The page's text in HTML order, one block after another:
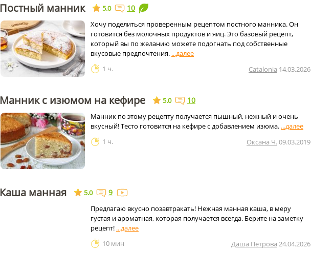
Постный манник 5.0 10
Хочу поделиться проверенным рецептом постного манника. Он
готовится без молочных продуктов и яиц. Это базовый рецепт,
который вы по желанию можете подогнать под собственные
вкусовые предпочтения.
1 ч.
Catalonia 14.03.2026
Манник с изюмом на кефире 5.0 10
Манник по этому рецепту получается пышный, нежный и очень
вкусный! Тесто готовится на кефире с добавлением изюма.
1 ч.
Оксана Ч.09.03.2019
Каша манная 5.0 9
Предлагаю вкусно позавтракать! Нежная манная каша, в меру
густая и ароматная, которая получается всегда. Берите на заметку
рецепт!
10 мин
Даша Петрова 24.04.2026